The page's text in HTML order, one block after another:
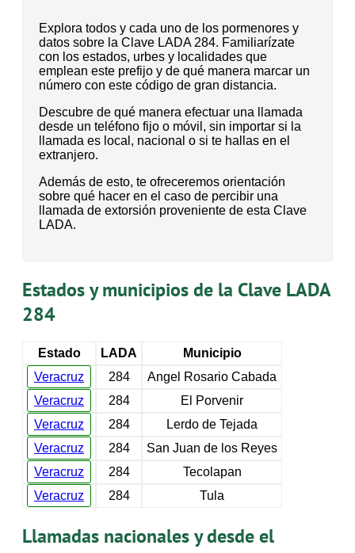
Explora todos y cada uno de los pormenores y
datos sobre la Clave LADA 284. Familiarízate
con los estados, urbes y localidades que
emplean este prefijo y de qué manera marcar un
número con este código de gran distancia.
Descubre de qué manera efectuar una llamada
desde un teléfono fijo o móvil, sin importar si la
llamada es local, nacional o si te hallas en el
extranjero.
Además de esto, te ofreceremos orientación
sobre qué hacer en el caso de percibir una
llamada de extorsión proveniente de esta Clave
LADA.
Estados y municipios de la Clave LADA
284
Estado LADA
Municipio
Veracruz
284
Angel Rosario Cabada
Veracruz
284
El Porvenir
Veracruz
284
Lerdo de Tejada
Veracruz
284
San Juan de los Reyes
Veracruz
284
Tecolapan
Veracruz
284 Tula
Llamadas nacionales y desde el